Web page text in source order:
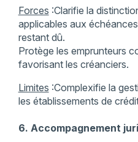
Forces :Clarifie la
applicables aux
restant dû.
Protège les emprunteurs
favorisant les créanciers.
Limites :Complexifie la
les établissements de
6. Accompagnement